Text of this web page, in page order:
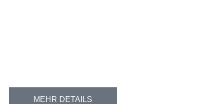
MEHR DETAILS